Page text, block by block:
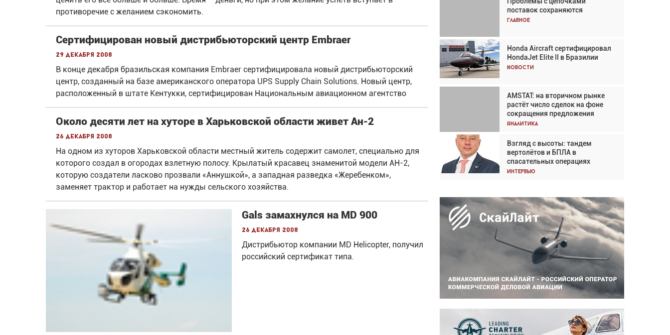
противоречие с желанием сэкономить.
Сертифицирован новый дистрибьюторский центр Embraer
29 декабря 2008
В конце декабря бразильская компания Embraer сертифицировала новый дистрибьюторский
центр, созданный на базе американского оператора UPS Supply Chain Solutions. Новый центр,
расположенный в штате Кентукки, сертифицирован Национальным авиационном агентство
Около десяти лет на хуторе в Харьковской области живет Ан-2
26 декабря 2008
На одном из хуторов Харьковской области местный житель содержит самолет, специально для
которого создал в огородах взлетную полосу. Крылатый красавец знаменитой модели АН-2,
которую создатели ласково прозвали «Аннушкой», а западная разведка «Жеребенком»,
заменяет трактор и работает на нужды сельского хозяйства.
Gals замахнулся на MD 900
26 декабря 2008
Дистрибьютор компании MD Helicopter, получил
российский сертификат типа.
поставок сохраняются
Главное
Honda Aircraft сертифицировал
HondaJet Elite II в Бразилии
Новости
AMSTAT: на вторичном рынке
растёт число сделок на фоне
сокращения предложения
Аналитика
Взгляд с высоты: тандем
вертолётов и БПЛА в
спасательных операциях
Интервью
вертолётов и БПЛА в
спасательных операциях
Авиационный фотограф Дэйв
Кох: «Фотография говорит сама
за себя... а ИИ всё портит»
Проблемы с цепочками
поставок сохраняются
Аналитика
Частный самолёт – это актив.
Подходите к покупке
соответствующим образом
Интервью